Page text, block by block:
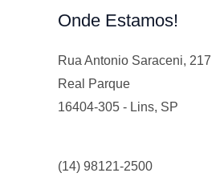
Onde Estamos!
Rua Antonio Saraceni, 217
Real Parque
16404-305 - Lins, SP
(14) 98121-2500